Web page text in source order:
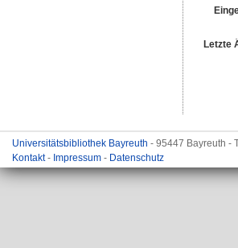
Letzte
Universitätsbibliothek Bayreuth - 95447 Bayreuth -
Kontakt- Impressum - Datenschutz